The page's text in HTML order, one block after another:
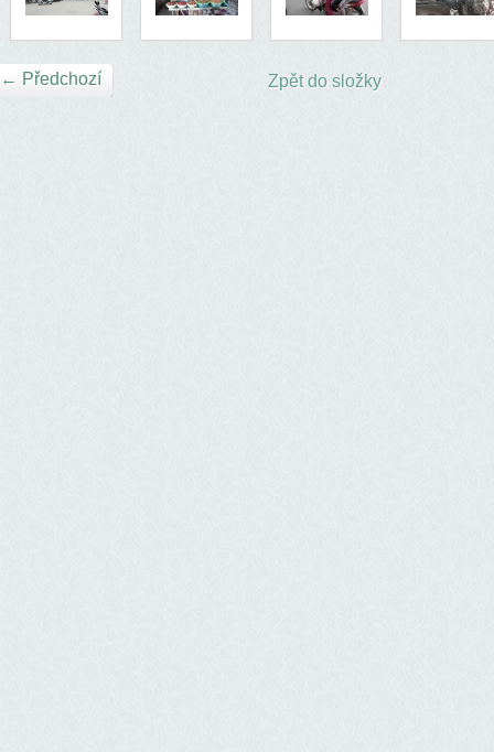
← Předchozí Zpět do složky